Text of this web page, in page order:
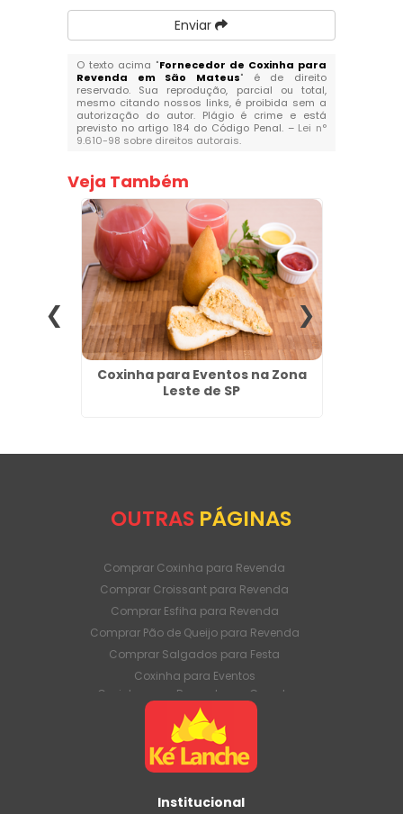
Enviar
O texto acima "Fornecedor de Coxinha para
Revenda em São Mateus" é de direito
reservado. Sua reprodução, parcial ou total,
mesmo citando nossos links, é proibida sem a
autorização do autor. Plágio é crime e está
previsto no artigo 184 do Código Penal. – Lei n°
9.610-98 sobre direitos autorais.
Veja Também
Coxinha para Eventos na Zona
Leste de SP
OUTRAS PÁGINAS
Comprar Coxinha para Revenda
Comprar Croissant para Revenda
Comprar Esfiha para Revenda
Comprar Pão de Queijo para Revenda
Comprar Salgados para Festa
Coxinha para Eventos
Coxinha para Revenda em Grande
Quantidade
Coxinha para Venda Direto da Fábrica
Coxinha para Venda em Atacado
Croissant para Revenda em Grande
Croissant para Venda Direto da Fábrica
Institucional